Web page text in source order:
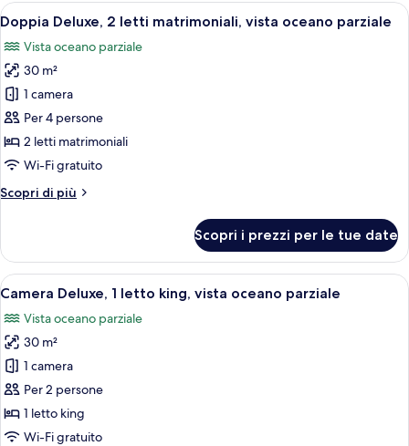
letto
king,
vista
città
Apri
tutte
le
foto
per
Doppia
Deluxe,
2
matrimoniali,
parziale
Una camera d'albergo con due letti,
5
Doppia Deluxe, 2 letti matrimoniali, vista oceano parziale
Vista oceano parziale
30 m²
1 camera
Per 4 persone
2 letti matrimoniali
Wi-Fi gratuito
Scopri di più
Altri
Deluxe,
letti
vista
oceano
parziale
Scopri i prezzi per le tue date
Apri
tutte
le
foto
per
Camera
Deluxe,
1
Una camera d'albergo con un letto
5
Camera Deluxe, 1 letto king, vista oceano parziale
Vista oceano parziale
30 m²
1 camera
Per 2 persone
1 letto king
Wi-Fi gratuito